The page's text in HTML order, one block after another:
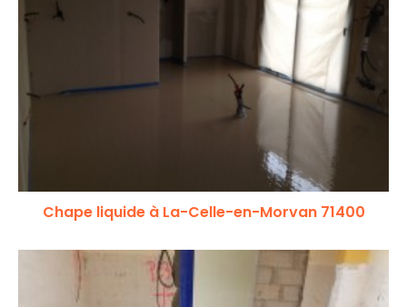
Chape liquide à La-Celle-en-Morvan 71400